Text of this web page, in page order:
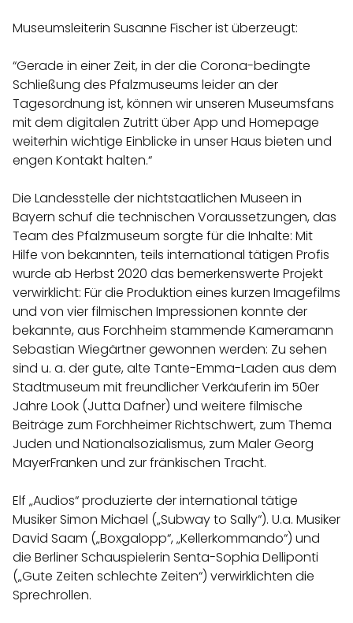
Museumsleiterin Susanne Fischer ist überzeugt:
“Gerade in einer Zeit, in der die Corona-bedingte
Schließung des Pfalzmuseums leider an der
Tagesordnung ist, können wir unseren Museumsfans
mit dem digitalen Zutritt über App und Homepage
weiterhin wichtige Einblicke in unser Haus bieten und
engen Kontakt halten.“
Die Landesstelle der nichtstaatlichen Museen in
Bayern schuf die technischen Voraussetzungen, das
Team des Pfalzmuseum sorgte für die Inhalte: Mit
Hilfe von bekannten, teils international tätigen Profis
wurde ab Herbst 2020 das bemerkenswerte Projekt
verwirklicht: Für die Produktion eines kurzen Imagefilms
und von vier filmischen Impressionen konnte der
bekannte, aus Forchheim stammende Kameramann
Sebastian Wiegärtner gewonnen werden: Zu sehen
sind u. a. der gute, alte Tante-Emma-Laden aus dem
Stadtmuseum mit freundlicher Verkäuferin im 50er
Jahre Look (Jutta Dafner) und weitere filmische
Beiträge zum Forchheimer Richtschwert, zum Thema
Juden und Nationalsozialismus, zum Maler Georg
MayerFranken und zur fränkischen Tracht.
Elf „Audios“ produzierte der international tätige
Musiker Simon Michael („Subway to Sally“). U.a. Musiker
David Saam („Boxgalopp“, „Kellerkommando“) und
die Berliner Schauspielerin Senta-Sophia Delliponti
(„Gute Zeiten schlechte Zeiten“) verwirklichten die
Sprechrollen.